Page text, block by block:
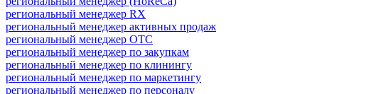
региональный менеджер RX
региональный менеджер активных продаж
региональный менеджер ОТС
региональный менеджер по закупкам
региональный менеджер по клинингу
региональный менеджер по маркетингу
региональный менеджер по персоналу